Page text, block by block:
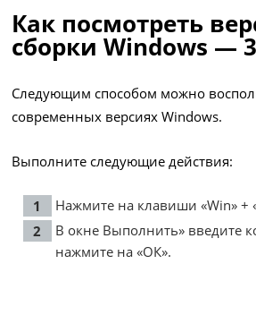
Как посмотреть
сборки Windows —
Следующим способом можно
современных версиях Windows.
Выполните следующие действия:
Нажмите на клавиши «Win» +
В окне Выполнить» введите
нажмите на «ОК».